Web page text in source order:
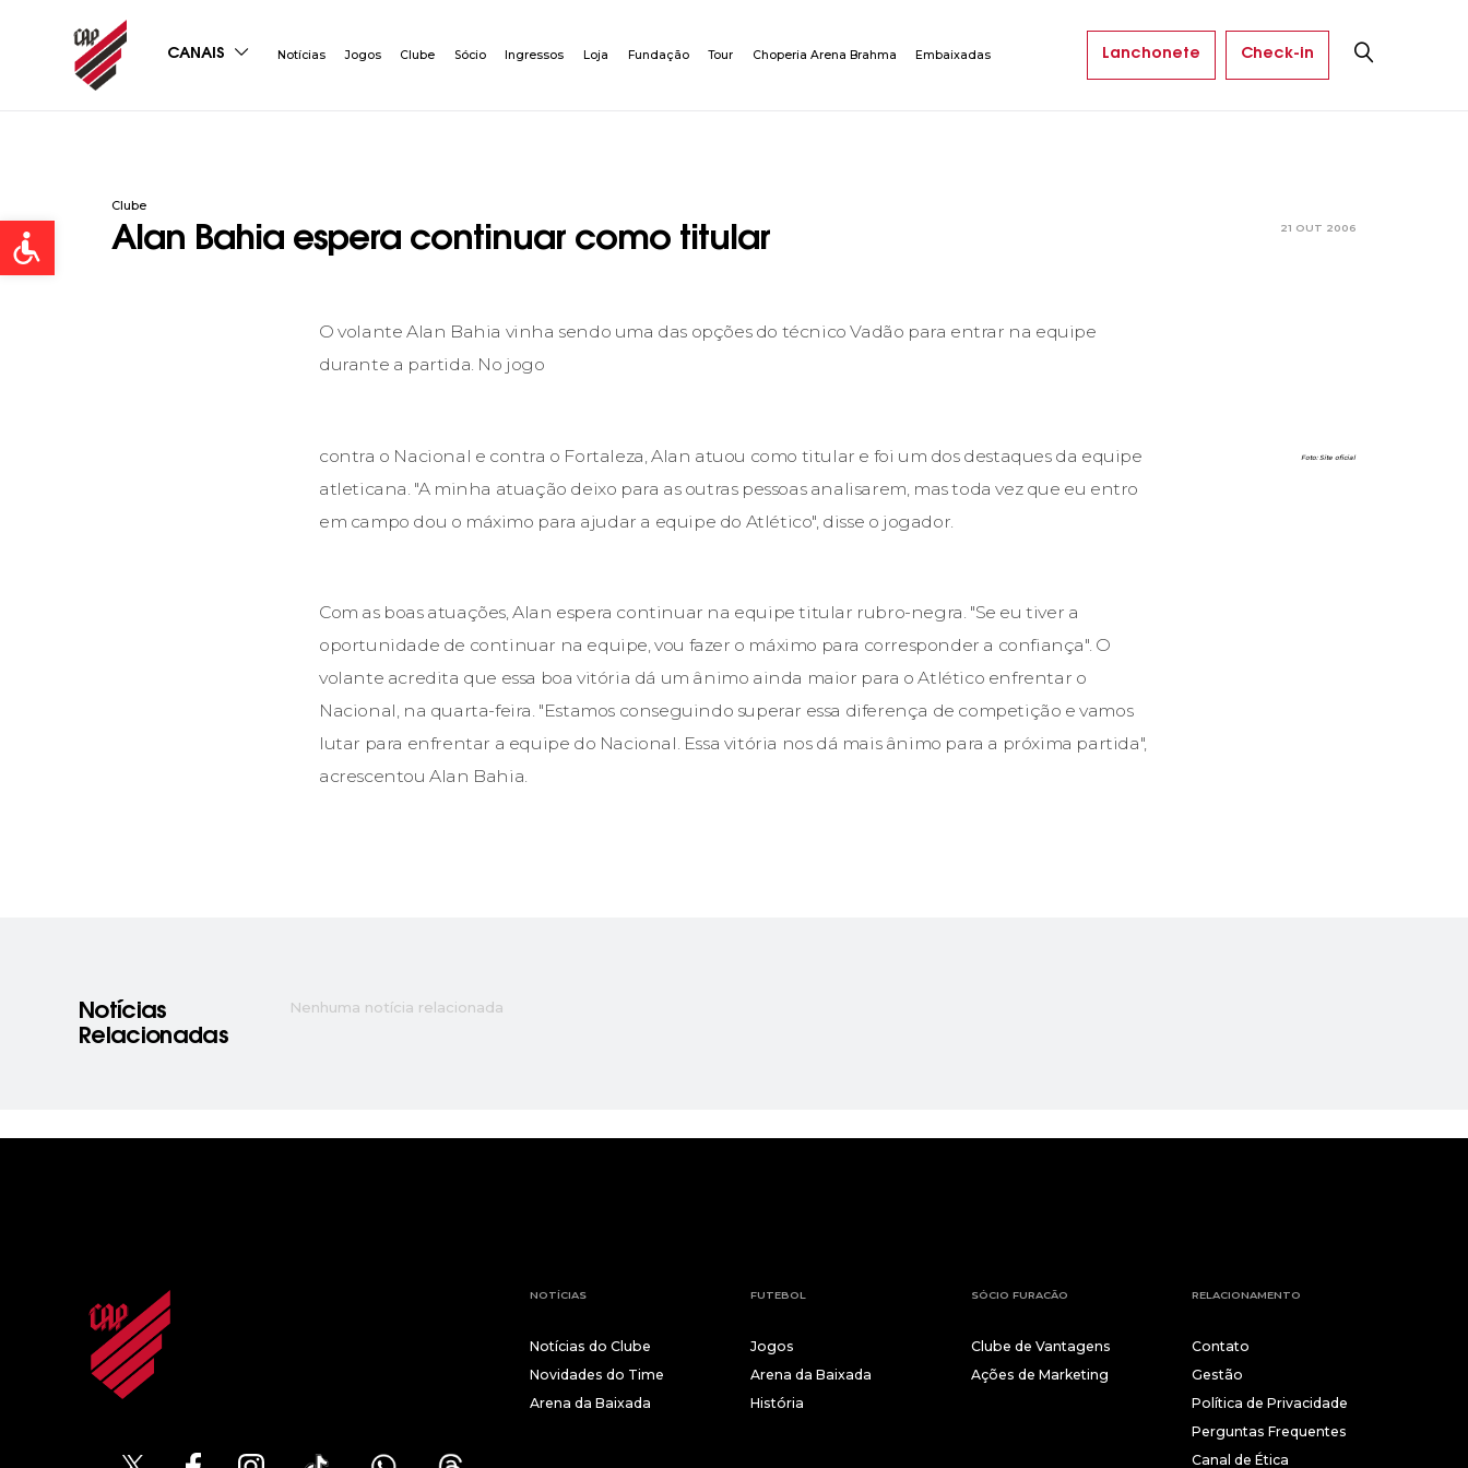
Open toolbar
CANAIS Notícias Jogos Clube Sócio Ingressos Loja Fundação Tour Choperia Arena Brahma Embaixadas Lanchonete Check-in
Clube
Alan Bahia espera continuar como titular 21 OUT 2006
O volante Alan Bahia vinha sendo uma das opções do técnico Vadão para entrar na equipe
durante a partida. No jogo
Foto: Site oficial
contra o Nacional e contra o Fortaleza, Alan atuou como titular e foi um dos destaques da equipe
atleticana. "A minha atuação deixo para as outras pessoas analisarem, mas toda vez que eu entro
em campo dou o máximo para ajudar a equipe do Atlético", disse o jogador.
Com as boas atuações, Alan espera continuar na equipe titular rubro-negra. "Se eu tiver a
oportunidade de continuar na equipe, vou fazer o máximo para corresponder a confiança". O
volante acredita que essa boa vitória dá um ânimo ainda maior para o Atlético enfrentar o
Nacional, na quarta-feira. "Estamos conseguindo superar essa diferença de competição e vamos
lutar para enfrentar a equipe do Nacional. Essa vitória nos dá mais ânimo para a próxima partida",
acrescentou Alan Bahia.
Notícias
Relacionadas
Nenhuma notícia relacionada
NOTÍCIAS
Notícias do Clube
Novidades do Time
Arena da Baixada
FUTEBOL
Jogos
Arena da Baixada
História
SÓCIO FURACÃO
Clube de Vantagens
Ações de Marketing
RELACIONAMENTO
Contato
Gestão
Política de Privacidade
Perguntas Frequentes
Canal de Ética